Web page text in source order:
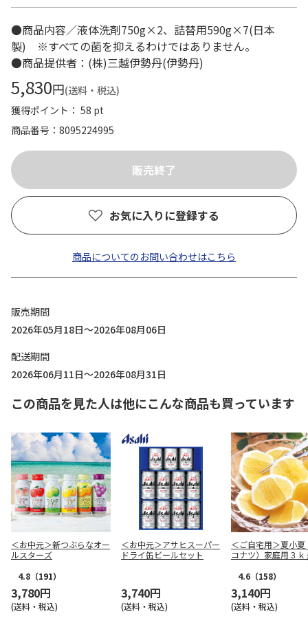
●商品内容／液体洗剤750g×2、詰替用590g×7(日本
製) ※すべての菌を抑えるわけではありません。
●商品提供者：(株)三越伊勢丹(伊勢丹)
5,830円(送料・税込)
獲得ポイント： 58 pt
商品番号
8095224995
お気に入りに登録する
商品についてのお問い合わせはこちら
販売期間
2026年05月18日～2026年08月06日
配送期間
2026年06月11日～2026年08月31日
この商品を見た人は他にこんな商品も買っています
＜お中元＞新つぶらなオー
ルスターズ
4.8 （191）
3,780円
(送料・税込)
＜お中元＞アサヒスーパー
ドライ缶ビールセット
3,740円
(送料・税込)
＜ご自宅用＞夏小夏
コナツ）家庭用３ｋ
4.6 （158）
3,140円
(送料・税込)